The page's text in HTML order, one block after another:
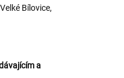
Bílovice,
a